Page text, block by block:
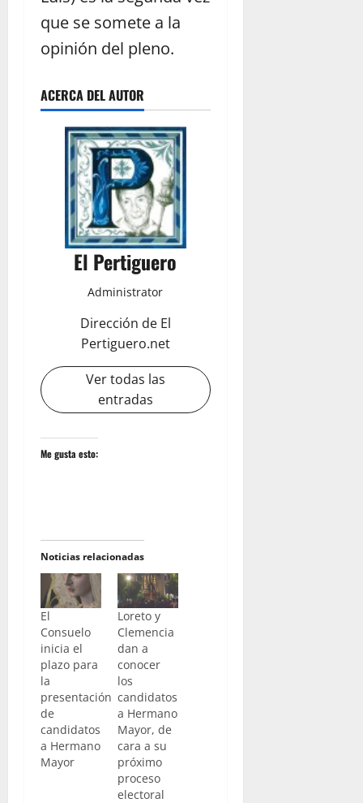
que se somete a la
opinión del pleno.
ACERCA DEL AUTOR
El Pertiguero
Administrator
Dirección de El
Pertiguero.net
Ver todas las
entradas
Me gusta esto:
Noticias relacionadas
El
Consuelo
inicia el
plazo para
la
presentación
de
candidatos
a Hermano
Mayor
Loreto y
Clemencia
dan a
conocer
los
candidatos
a Hermano
Mayor, de
cara a su
próximo
proceso
electoral